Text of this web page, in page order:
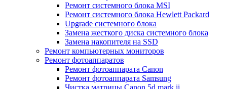
Ремонт системного блока MSI
Ремонт системного блока Hewlett Packard
Upgrade системного блока
Замена жесткого диска системного блока
Замена накопителя на SSD
Ремонт компьютерных мониторов
Ремонт фотоаппаратов
Ремонт фотоаппарата Canon
Ремонт фотоаппарата Samsung
Чистка матрицы Canon 5d mark ii